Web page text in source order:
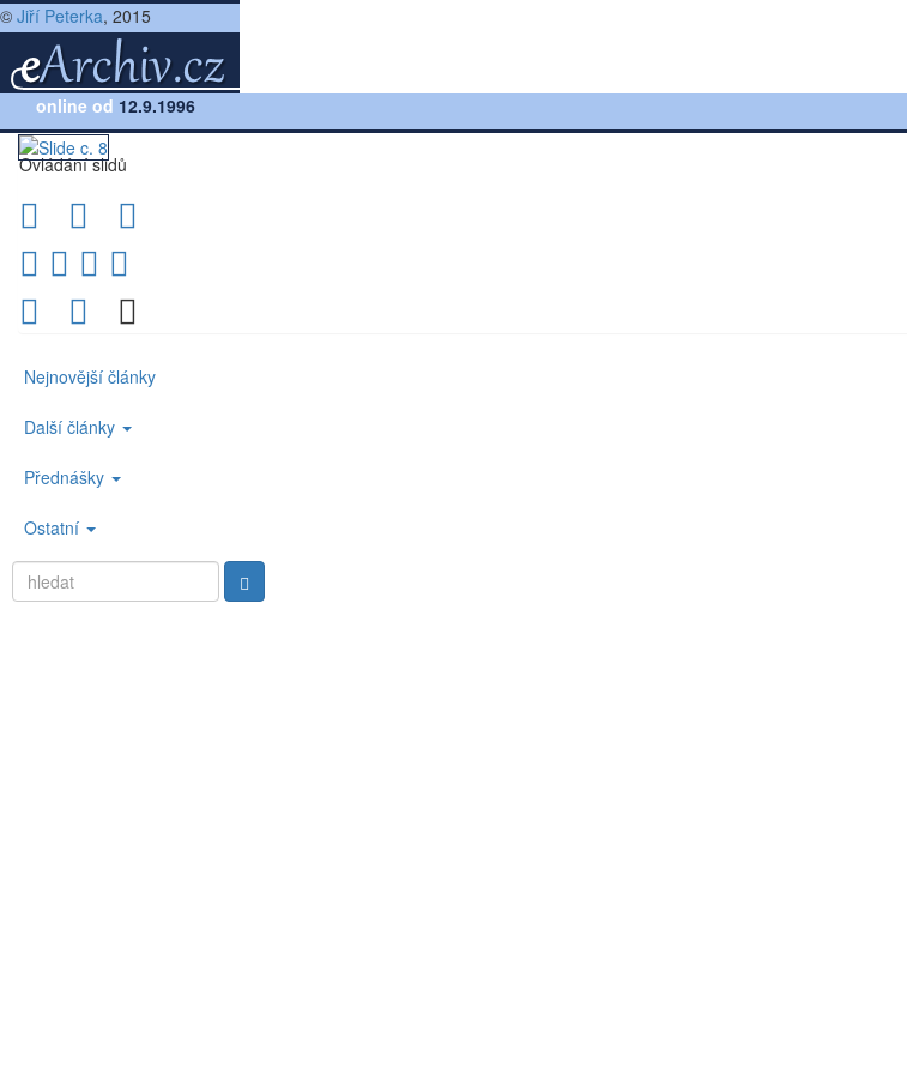
© Jiří Peterka, 2015
online od 12.9.1996
Ovládání slidů
Nejnovější články
Další články
Přednášky
Ostatní
Přednáška:Počítačové sítě, verze 2.5